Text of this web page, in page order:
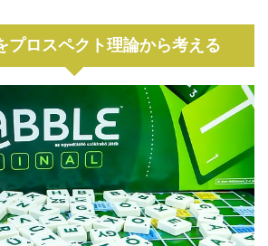
プロスペクト理論から考える